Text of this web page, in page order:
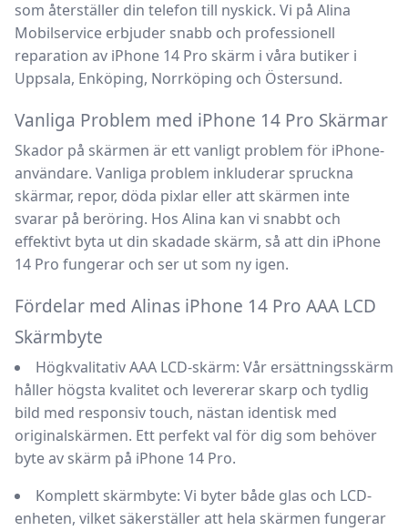
som återställer din telefon till nyskick. Vi på Alina
Mobilservice erbjuder snabb och professionell
reparation av iPhone 14 Pro skärm i våra butiker i
Uppsala, Enköping, Norrköping och Östersund.
Vanliga Problem med iPhone 14 Pro Skärmar
Skador på skärmen är ett vanligt problem för iPhone-
användare. Vanliga problem inkluderar spruckna
skärmar, repor, döda pixlar eller att skärmen inte
svarar på beröring. Hos Alina kan vi snabbt och
effektivt byta ut din skadade skärm, så att din iPhone
14 Pro fungerar och ser ut som ny igen.
Fördelar med Alinas iPhone 14 Pro AAA LCD
Skärmbyte
Högkvalitativ AAA LCD-skärm: Vår ersättningsskärm
håller högsta kvalitet och levererar skarp och tydlig
bild med responsiv touch, nästan identisk med
originalskärmen. Ett perfekt val för dig som behöver
byte av skärm på iPhone 14 Pro.
Komplett skärmbyte: Vi byter både glas och LCD-
enheten, vilket säkerställer att hela skärmen fungerar